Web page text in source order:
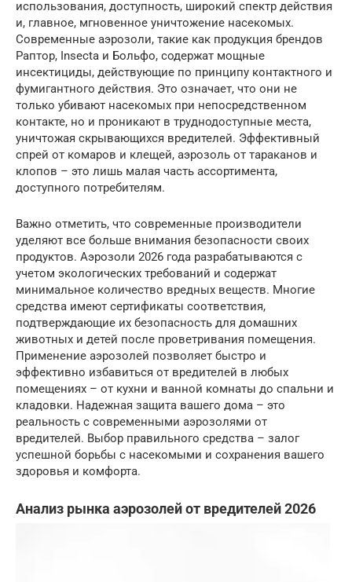
использования, доступность, широкий спектр действия
и, главное, мгновенное уничтожение насекомых.
Современные аэрозоли, такие как продукция брендов
Раптор, Insecta и Больфо, содержат мощные
инсектициды, действующие по принципу контактного и
фумигантного действия. Это означает, что они не
только убивают насекомых при непосредственном
контакте, но и проникают в труднодоступные места,
уничтожая скрывающихся вредителей. Эффективный
спрей от комаров и клещей, аэрозоль от тараканов и
клопов – это лишь малая часть ассортимента,
доступного потребителям.
Важно отметить, что современные производители
уделяют все больше внимания безопасности своих
продуктов. Аэрозоли 2026 года разрабатываются с
учетом экологических требований и содержат
минимальное количество вредных веществ. Многие
средства имеют сертификаты соответствия,
подтверждающие их безопасность для домашних
животных и детей после проветривания помещения.
Применение аэрозолей позволяет быстро и
эффективно избавиться от вредителей в любых
помещениях – от кухни и ванной комнаты до спальни и
кладовки. Надежная защита вашего дома – это
реальность с современными аэрозолями от
вредителей. Выбор правильного средства – залог
успешной борьбы с насекомыми и сохранения вашего
здоровья и комфорта.
Анализ рынка аэрозолей от вредителей 2026